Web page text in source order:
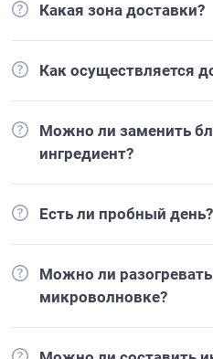
Какая зона доставки?
Как осуществляется
Можно ли заменить
ингредиент?
Есть ли пробный день?
Можно ли
микроволновке?